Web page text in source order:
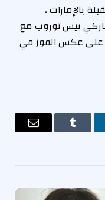
بالإمارات ،
ييس توروب مع
على عكس الفوز في
Tumblr
البريد